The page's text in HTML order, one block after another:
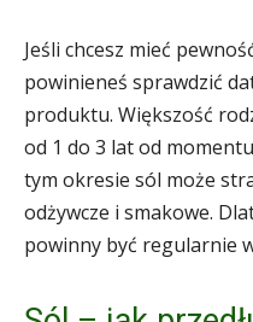
Jeśli chcesz mieć
powinieneś sprawdzić
produktu. Większość
od 1 do 3 lat od
tym okresie sól może
odżywcze i smakowe.
powinny być regularnie